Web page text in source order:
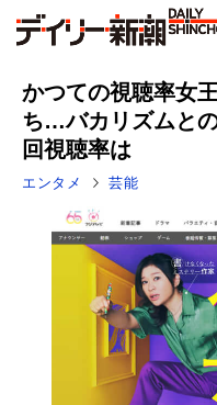
かつての視聴率女
ち…バカリズムと
回視聴率は
エンタメ 芸能